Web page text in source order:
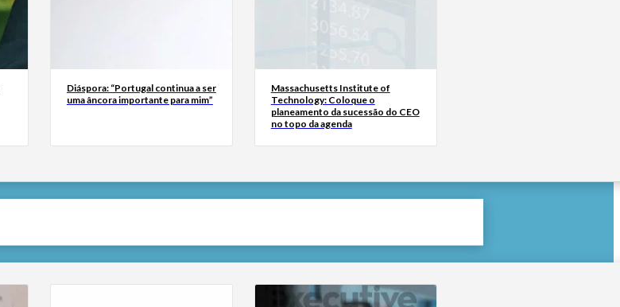
Diáspora: “Portugal continua a ser
uma âncora importante para mim”
Massachusetts Institute of
Technology: Coloque o
planeamento da sucessão do CEO
no topo da agenda